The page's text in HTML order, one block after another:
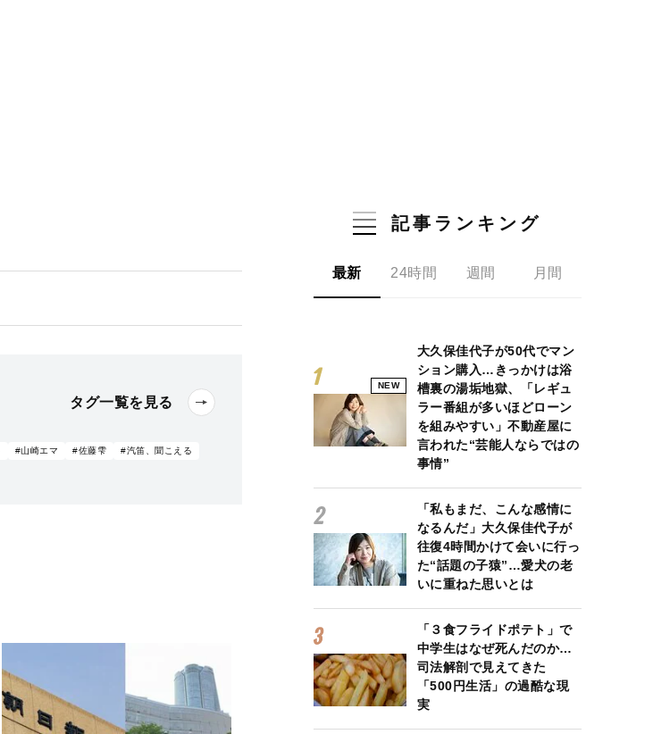
タグ一覧を見る
#山崎エマ #佐藤雫
#汽笛、聞こえる
記事ランキング
最新 24時間 週間 月間
NEW
大久保佳代子が50代でマン
ション購入…きっかけは浴
槽裏の湯垢地獄、「レギュ
ラー番組が多いほどローン
を組みやすい」不動産屋に
言われた“芸能人ならではの
事情”
「私もまだ、こんな感情に
なるんだ」大久保佳代子が
往復4時間かけて会いに行っ
た“話題の子猿”…愛犬の老
いに重ねた思いとは
「３食フライドポテト」で
中学生はなぜ死んだのか…
司法解剖で見えてきた
「500円生活」の過酷な現
実